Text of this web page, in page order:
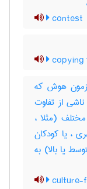
contest
copying
هوش که
از تفاوت
(مثلا ،
، یا کودکان
یا بالا) به
culture-